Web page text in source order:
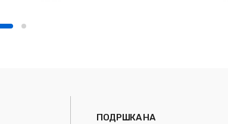
ПОДРШКА НА